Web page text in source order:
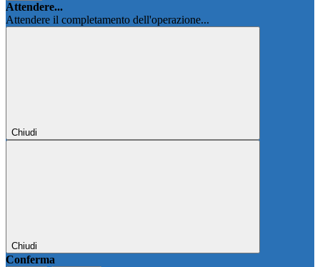
Attendere...
Attendere il completamento dell'operazione...
Chiudi
Chiudi
Conferma